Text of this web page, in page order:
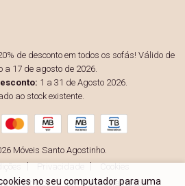
de desconto em todos os sofás! Válido de
a 17 de agosto de 2026.
1 a 31 de Agosto 2026.
ao stock existente.
Móveis Santo Agostinho.
de Litígios
Livro de Reclamações
no seu computador para uma